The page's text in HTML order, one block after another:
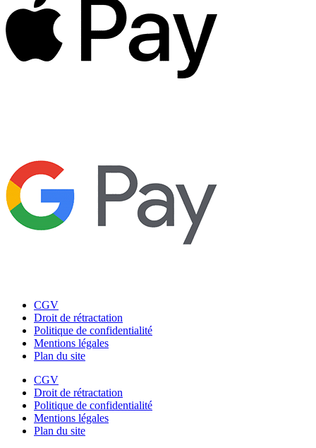
CGV
Droit de rétractation
Politique de confidentialité
Mentions légales
Plan du site
CGV
Droit de rétractation
Politique de confidentialité
Mentions légales
Plan du site